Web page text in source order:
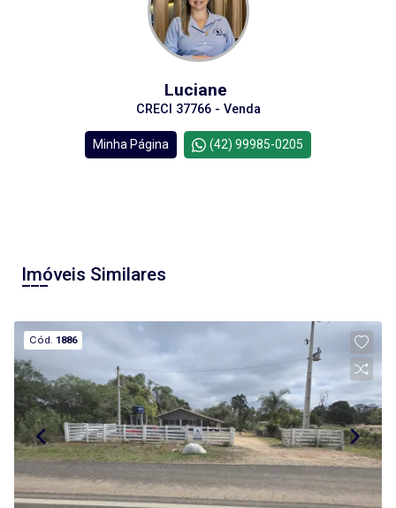
Luciane
CRECI 37766 - Venda
Minha Página (42) 99985-0205
Imóveis Similares
Cód. 1886